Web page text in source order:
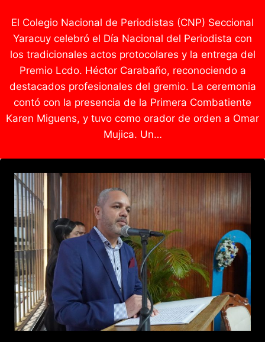
El Colegio Nacional de Periodistas (CNP) Seccional
Yaracuy celebró el Día Nacional del Periodista con
los tradicionales actos protocolares y la entrega del
Premio Lcdo. Héctor Carabaño, reconociendo a
destacados profesionales del gremio. La ceremonia
contó con la presencia de la Primera Combatiente
Karen Miguens, y tuvo como orador de orden a Omar
Mujica. Un…